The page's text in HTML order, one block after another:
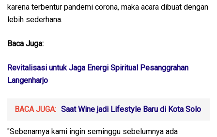
karena terbentur pandemi corona, maka acara dibuat dengan
lebih sederhana.
Baca Juga:
Revitalisasi untuk Jaga Energi Spiritual Pesanggrahan
Langenharjo
BACA JUGA: Saat Wine jadi Lifestyle Baru di Kota Solo
"Sebenarnya kami ingin seminggu sebelumnya ada